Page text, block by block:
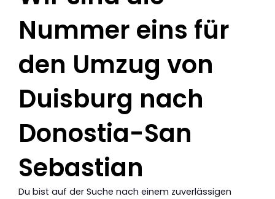
Nummer eins für
den Umzug von
Duisburg nach
Donostia-San
Sebastian
Du bist auf der Suche nach einem zuverlässigen